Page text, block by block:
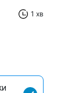
1 хв